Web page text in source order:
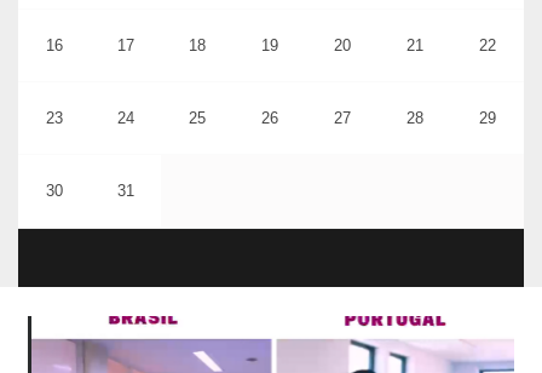
16 17 18 19 20 21 22
23 24 25 26 27 28 29
30 31